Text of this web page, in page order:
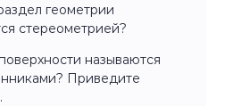
геометрии
стереометрией?
называются
Приведите